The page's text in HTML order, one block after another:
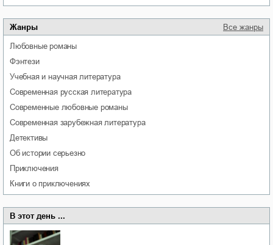
Жанры Все жанры
любовные романы
фэнтези
учебная и научная литература
современная русская литература
современные любовные романы
современная зарубежная литература
детективы
об истории серьезно
приключения
книги о приключениях
В этот день ...